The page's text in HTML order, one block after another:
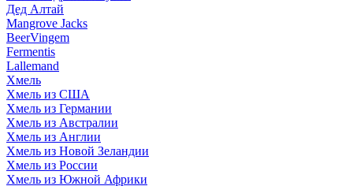
Дед Алтай
Mangrove Jacks
BeerVingem
Fermentis
Lallemand
Хмель
Хмель из США
Хмель из Германии
Хмель из Австралии
Хмель из Англии
Хмель из Новой Зеландии
Хмель из России
Хмель из Южной Африки